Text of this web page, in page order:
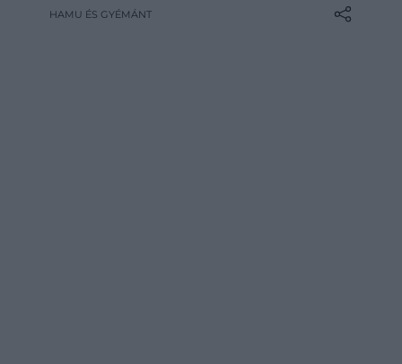
HAMU ÉS GYÉMÁNT